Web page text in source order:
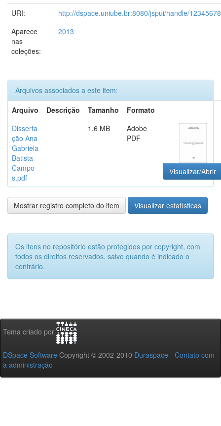
URI:
http://dspace.uniube.br:8080/jspui/handle/
Aparece
nas
coleções:
2013
Arquivos associados a este item:
Arquivo
Descrição Tamanho
Formato
Disserta
ção Ana
Gabriela
Batista
Campo
s.pdf
1,6 MB
Adobe
PDF
Visualizar/Abrir
Mostrar registro completo do item Visualizar estatísticas
Os itens no repositório estão protegidos por copyright, com
todos os direitos reservados, salvo quando é indicado o
contrário.
Tema criado por
DSpace Software Copyright © 2002-2010 Duraspace - Contato com
a administração